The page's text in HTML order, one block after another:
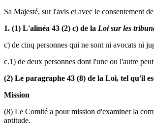
Sa Majesté, sur l'avis et avec le consentement
1. (1) L'alinéa 43 (2) c) de la Loi sur les
c) de cinq personnes qui ne sont ni avocats ni
c.1) de deux personnes dont l'une ou l'autre
(2) Le paragraphe 43 (8) de la Loi, tel qu'il
Mission
(8) Le Comité a pour mission d'examiner la
aptitude.